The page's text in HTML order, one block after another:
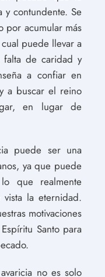
y contundente. Se
por acumular más
puede llevar a
de caridad y
a confiar en
a buscar el reino
en lugar de
puede ser una
ya que puede
que realmente
la eternidad.
motivaciones
Santo para
no es solo